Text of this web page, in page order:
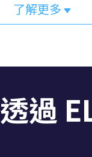
了解更多
透過